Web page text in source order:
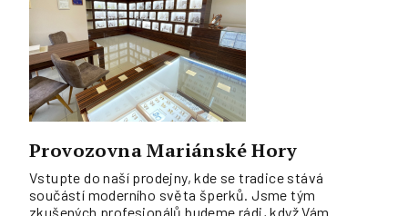
Provozovna Mariánské Hory
Vstupte do naší prodejny, kde se tradice stává
součástí moderního světa šperků. Jsme tým
zkušených profesionálů budeme rádi, když Vám